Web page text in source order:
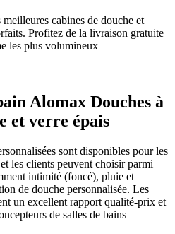
cabines de douche et
Profitez de la livraison gratuite
les plus volumineux
Alomax Douches à
et verre épais
sont disponibles pour les
les clients peuvent choisir parmi
intimité (foncé), pluie et
de douche personnalisée. Les
un excellent rapport qualité-prix et
de salles de bains